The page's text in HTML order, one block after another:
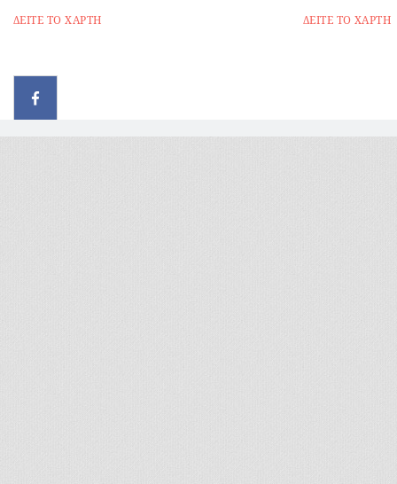
ΔΕΙΤΕ ΤΟ ΧΑΡΤΗ ΔΕΙΤΕ ΤΟ ΧΑΡΤΗ